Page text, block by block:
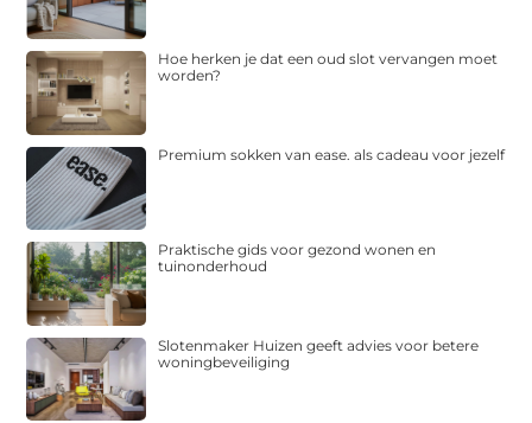
Hoe herken je dat een oud slot vervangen moet
worden?
Premium sokken van ease. als cadeau voor jezelf
Praktische gids voor gezond wonen en
tuinonderhoud
Slotenmaker Huizen geeft advies voor betere
woningbeveiliging